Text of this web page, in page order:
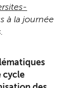
à la journée
cycle